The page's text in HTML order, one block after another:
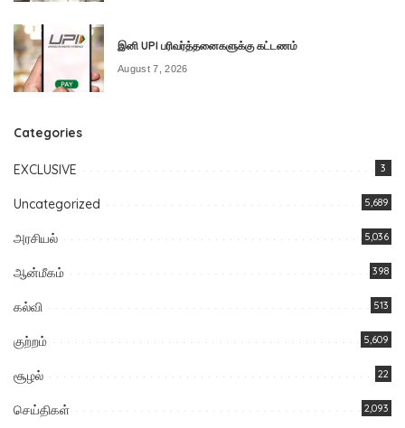
இனி UPI பரிவர்த்தனைகளுக்கு கட்டணம்
August 7, 2026
Categories
EXCLUSIVE 3
Uncategorized 5,689
அரசியல் 5,036
ஆன்மீகம் 398
கல்வி 513
குற்றம் 5,609
சூழல் 22
செய்திகள் 2,093